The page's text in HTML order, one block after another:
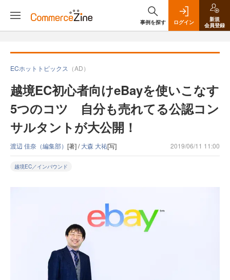
事例を探す ログイン
新規
会員登録
ECホットトピックス （AD）
越境EC初心者向けeBayを使いこなす
5つのコツ 自分も売れてる公認コン
サルタントが大公開！
渡辺 佳奈（編集部） [著] /大森 大祐[写] 2019/06/11 11:00
越境EC／インバウンド